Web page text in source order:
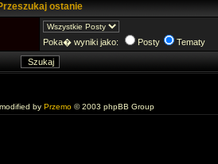
ostanie
Poka� wyniki jako: Posty Tematy
modified by Przemo © 2003 phpBB Group